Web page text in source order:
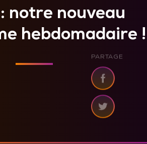
notre nouveau
hebdomadaire !
PARTAGE